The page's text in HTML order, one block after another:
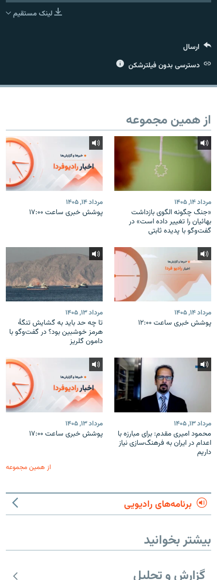
لینک مستقیم
ارسال
دسترسی بدون فیلترشکن
از همین مجموعه
مرداد ۱۴, ۱۴۰۵
«جنگ چگونه الگوی بازداشت
بهائیان را تغییر داده است» در
گفت‌وگو با پدیده ثابتی
مرداد ۱۴, ۱۴۰۵
پوشش خبری ساعت ۱۷:۰۰
مرداد ۱۴, ۱۴۰۵
پوشش خبری ساعت ۱۲:۰۰
مرداد ۱۳, ۱۴۰۵
تا چه حد باید به گشایش تنگهٔ
هرمز خوشبین بود؟ در گفت‌وگو با
دامون گلریز
مرداد ۱۳, ۱۴۰۵
محمود امیری مقدم: برای مبارزه با
اعدام در ایران به فرهنگ‌سازی نیاز
داریم
مرداد ۱۳, ۱۴۰۵
پوشش خبری ساعت ۱۷:۰۰
از همین مجموعه
برنامه‌های رادیویی
بیشتر بخوانید
گزارش و تحلیل